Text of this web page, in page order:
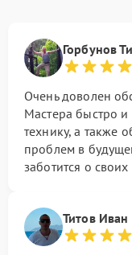
Горбунов
Очень доволен
Мастера быстро
технику, а также
проблем в
заботится о
Титов Иван